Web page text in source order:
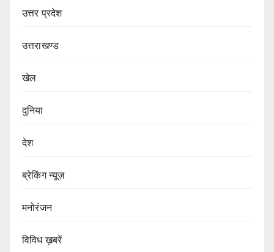
उत्तर प्रदेश
उत्तराखण्ड
खेल
दुनिया
देश
ब्रेकिंग न्यूज़
मनोरंजन
विविध ख़बरें